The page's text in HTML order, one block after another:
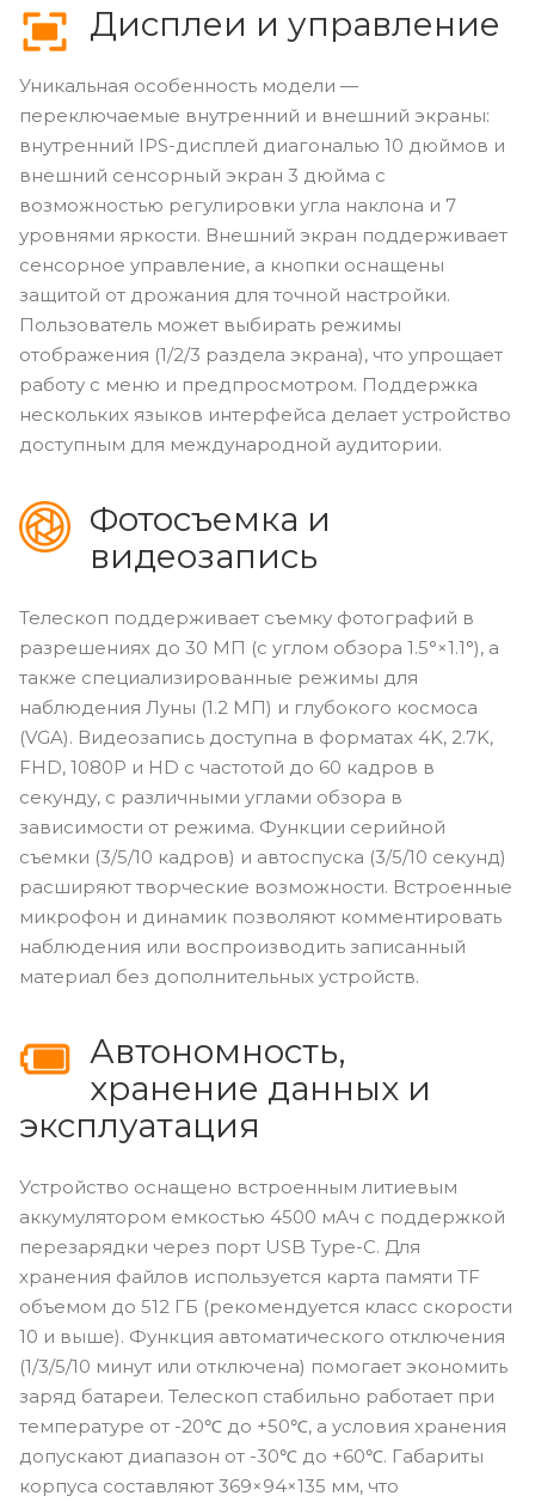
Дисплеи и управление
Уникальная особенность модели —
переключаемые внутренний и внешний экраны:
внутренний IPS-дисплей диагональю 10 дюймов и
внешний сенсорный экран 3 дюйма с
возможностью регулировки угла наклона и 7
уровнями яркости. Внешний экран поддерживает
сенсорное управление, а кнопки оснащены
защитой от дрожания для точной настройки.
Пользователь может выбирать режимы
отображения (1/2/3 раздела экрана), что упрощает
работу с меню и предпросмотром. Поддержка
нескольких языков интерфейса делает устройство
доступным для международной аудитории.
Фотосъемка и
видеозапись
Телескоп поддерживает съемку фотографий в
разрешениях до 30 МП (с углом обзора 1.5°×1.1°), а
также специализированные режимы для
наблюдения Луны (1.2 МП) и глубокого космоса
(VGA). Видеозапись доступна в форматах 4K, 2.7K,
FHD, 1080P и HD с частотой до 60 кадров в
секунду, с различными углами обзора в
зависимости от режима. Функции серийной
съемки (3/5/10 кадров) и автоспуска (3/5/10 секунд)
расширяют творческие возможности. Встроенные
микрофон и динамик позволяют комментировать
наблюдения или воспроизводить записанный
материал без дополнительных устройств.
Автономность,
хранение данных и
эксплуатация
Устройство оснащено встроенным литиевым
аккумулятором емкостью 4500 мАч с поддержкой
перезарядки через порт USB Type-C. Для
хранения файлов используется карта памяти TF
объемом до 512 ГБ (рекомендуется класс скорости
10 и выше). Функция автоматического отключения
(1/3/5/10 минут или отключена) помогает экономить
заряд батареи. Телескоп стабильно работает при
температуре от -20℃ до +50℃, а условия хранения
допускают диапазон от -30℃ до +60℃. Габариты
корпуса составляют 369×94×135 мм, что